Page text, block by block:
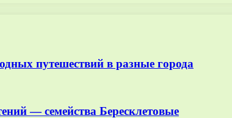
путешествий в разные города
— семейства Бересклетовые